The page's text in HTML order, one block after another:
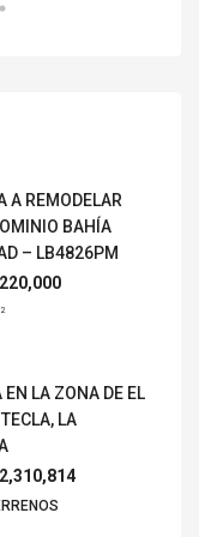
A REMODELAR
BAHÍA
– LB4826PM
EN LA ZONA DE EL
LA